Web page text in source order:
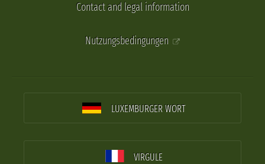
Contact and legal information
Nutzungsbedingungen
LUXEMBURGER WORT
VIRGULE